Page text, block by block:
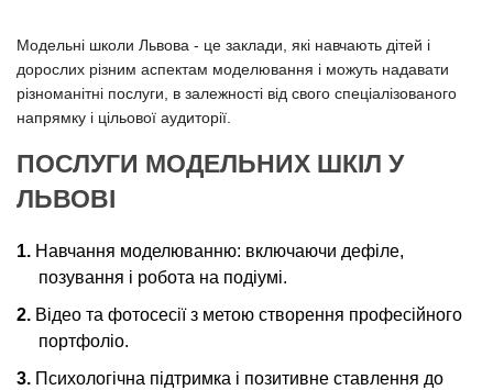
Модельні школи Львова - це заклади, які навчають дітей і
дорослих різним аспектам моделювання і можуть надавати
різноманітні послуги, в залежності від свого спеціалізованого
напрямку і цільової аудиторії.
ПОСЛУГИ МОДЕЛЬНИХ ШКІЛ У
ЛЬВОВІ
Навчання моделюванню: включаючи дефіле,
позування і робота на подіумі.
Відео та фотосесії з метою створення професійного
портфоліо.
Психологічна підтримка і позитивне ставлення до